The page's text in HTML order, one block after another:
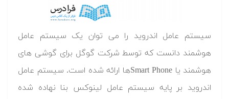
سیستم عامل اندروید را می توان یک سیستم عامل
هوشمند دانست که توسط شرکت گوگل برای گوشی های
هوشمند یا Smart Phoneها ارائه شده است. سیستم عامل
اندروید بر پایه سیستم عامل لینوکس بنا نهاده شده